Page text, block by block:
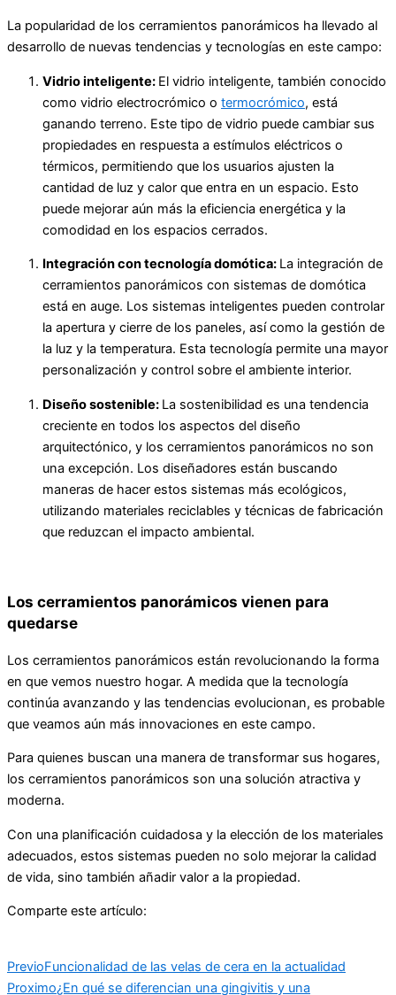
La popularidad de los cerramientos panorámicos ha llevado al
desarrollo de nuevas tendencias y tecnologías en este campo:
Vidrio inteligente: El vidrio inteligente, también conocido
como vidrio electrocrómico o termocrómico, está
ganando terreno. Este tipo de vidrio puede cambiar sus
propiedades en respuesta a estímulos eléctricos o
térmicos, permitiendo que los usuarios ajusten la
cantidad de luz y calor que entra en un espacio. Esto
puede mejorar aún más la eficiencia energética y la
comodidad en los espacios cerrados.
Integración con tecnología domótica: La integración de
cerramientos panorámicos con sistemas de domótica
está en auge. Los sistemas inteligentes pueden controlar
la apertura y cierre de los paneles, así como la gestión de
la luz y la temperatura. Esta tecnología permite una mayor
personalización y control sobre el ambiente interior.
Diseño sostenible: La sostenibilidad es una tendencia
creciente en todos los aspectos del diseño
arquitectónico, y los cerramientos panorámicos no son
una excepción. Los diseñadores están buscando
maneras de hacer estos sistemas más ecológicos,
utilizando materiales reciclables y técnicas de fabricación
que reduzcan el impacto ambiental.
Los cerramientos panorámicos vienen para
quedarse
Los cerramientos panorámicos están revolucionando la forma
en que vemos nuestro hogar. A medida que la tecnología
continúa avanzando y las tendencias evolucionan, es probable
que veamos aún más innovaciones en este campo.
Para quienes buscan una manera de transformar sus hogares,
los cerramientos panorámicos son una solución atractiva y
moderna.
Con una planificación cuidadosa y la elección de los materiales
adecuados, estos sistemas pueden no solo mejorar la calidad
de vida, sino también añadir valor a la propiedad.
Comparte este artículo:
PrevioFuncionalidad de las velas de cera en la actualidad
Proximo¿En qué se diferencian una gingivitis y una